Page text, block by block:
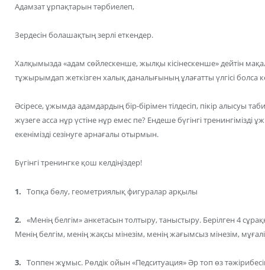
Адамзат ұрпақтарын тәрбиелеп,
Зердесін болашақтың зерлі еткендер.
Халқымызда «адам сөйлескенше, жылқы кісінескенше» дейтін мақал
тұжырымдап жеткізген халық даналығының ұлағатты үлгісі болса
Әсіресе, ұжымда адамдардың бір-бірімен тілдесіп, пікір алысуы
жүзеге асса нұр үстіне нұр емес пе? Ендеше бүгінгі
екенімізді сезінуге арнағалы отырмын.
Бүгінгі тренингке қош келдіңіздер!
1. Топқа бөлу, геометриялық фигуралар арқылы
2. «Менің белгім» анкетасын толтыру, таныстыру. Берілген 4
Менің белгім, менің жақсы мінезім, менің жағымсыз мінезім,
3. Топпен жұмыс. Рөлдік ойын «Педситуация» Әр топ өз